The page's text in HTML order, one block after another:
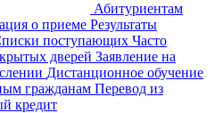
Абитуриентам
о приеме Результаты
поступающих Часто
дверей Заявление на
Дистанционное обучение
гражданам Перевод из
кредит